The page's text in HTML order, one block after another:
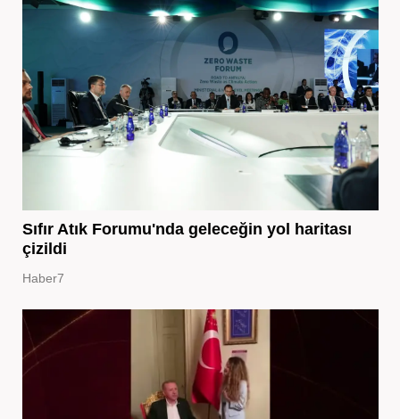
Sıfır Atık Forumu'nda geleceğin yol haritası
çizildi
Haber7